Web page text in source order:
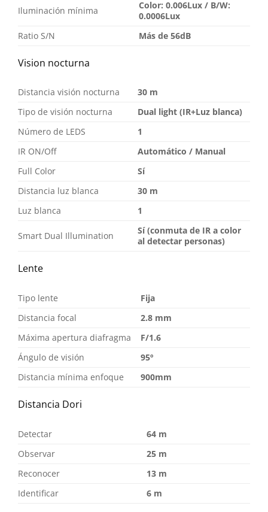
Iluminación mínima
Color: 0.006Lux / B/W:
0.0006Lux
Ratio S/N
Más de 56dB
Vision nocturna
Distancia visión nocturna
30 m
Tipo de visión nocturna
Dual light (IR+Luz blanca)
Número de LEDS
1
IR ON/Off
Automático / Manual
Full Color
Sí
Distancia luz blanca
30 m
Luz blanca
1
Smart Dual Illumination
Sí (conmuta de IR a color
al detectar personas)
Lente
Tipo lente
Fija
Distancia focal
2.8 mm
Máxima apertura diafragma
F/1.6
Ángulo de visión
95º
Distancia mínima enfoque
900mm
Distancia Dori
Detectar
64 m
Observar
25 m
Reconocer
13 m
Identificar
6 m